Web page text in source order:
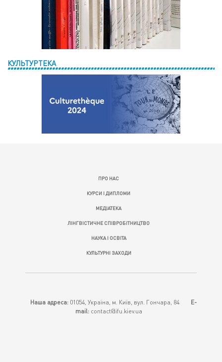
КУЛЬТУРТЕКА
ПРО НАС
КУРСИ І ДИПЛОМИ
МЕДІАТЕКА
ЛІНГВІСТИЧНЕ СПІВРОБІТНИЦТВО
НАУКА І ОСВІТА
КУЛЬТУРНІ ЗАХОДИ
Наша адреса: 01054, Україна, м. Київ, вул. Гончара, 84
E-
mail: contact@ifu.kiev.ua